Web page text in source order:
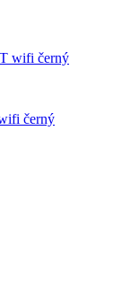
černý